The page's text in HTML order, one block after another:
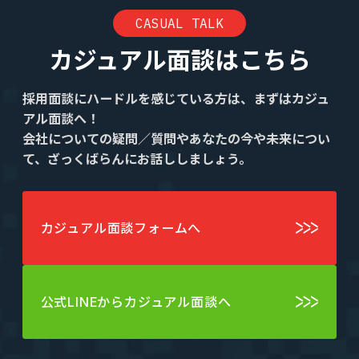
CASUAL TALK
カジュアル面談はこちら
採用面談にハードルを感じている方は、まずはカジュ
アル面談へ！
会社についての疑問／質問やあなたの今や未来につい
て、ざっくばらんにお話ししましょう。
カジュアル面談フォームへ
公式LINEからカジュアル面談へ